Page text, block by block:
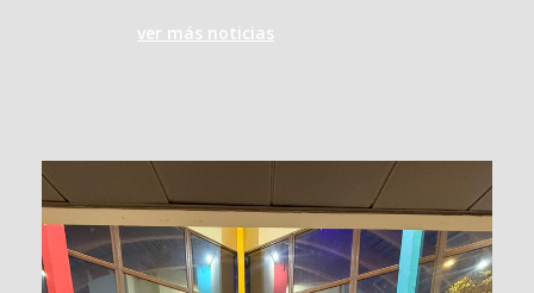
ver más noticias